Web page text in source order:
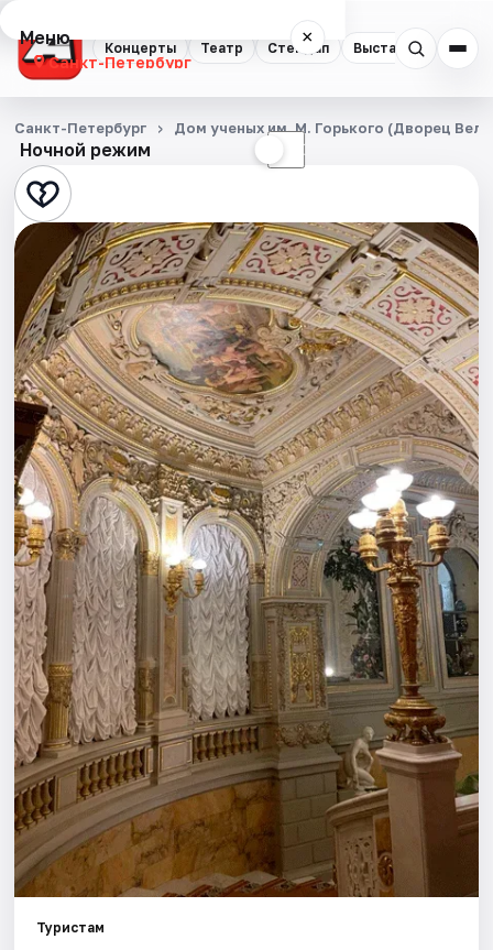
Концерты Театр Стендап Выставки
Меню ×
Санкт-Петербург
Концерты
Театр
Стендап
Выставки
Квесты
Экскурсии
Спорт
События
Города
Площадки
Артисты
Рейтинги
Ночной режим ☾
Санкт-Петербург Дом ученых им. М. Горького (Дворец
Туристам